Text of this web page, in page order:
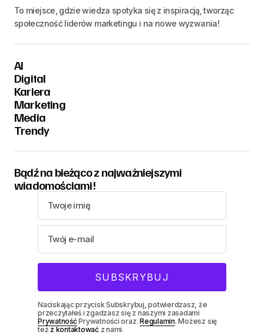
To miejsce, gdzie wiedza spotyka się z inspiracją, tworząc
społeczność liderów marketingu i na nowe wyzwania!
AI
Digital
Kariera
Marketing
Media
Trendy
Bądź na bieżąco z najważniejszymi
wiadomościami!
Naciskając przycisk Subskrybuj, potwierdzasz, że
przeczytałeś i zgadzasz się z naszymi zasadami
PrywatnośćPrywatności oraz.Regulamin. Możesz się
też z kontaktowaćz nami.